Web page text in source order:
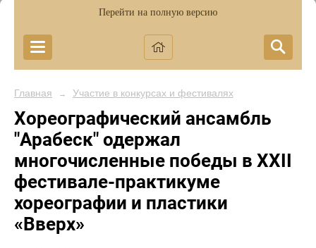
Перейти на полную версию
Главная → Участие в конкурсах и фестивалях
Хореографический ансамбль
"Арабеск" одержал
многочисленные победы в ХXII
фестивале-практикуме
хореографии и пластики
«Вверх»